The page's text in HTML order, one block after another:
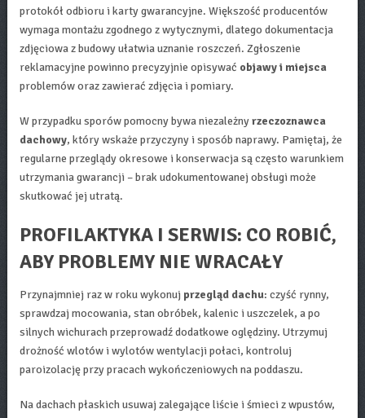
protokół odbioru i karty gwarancyjne. Większość producentów
wymaga montażu zgodnego z wytycznymi, dlatego dokumentacja
zdjęciowa z budowy ułatwia uznanie roszczeń. Zgłoszenie
reklamacyjne powinno precyzyjnie opisywać objawy i miejsca
problemów oraz zawierać zdjęcia i pomiary.
W przypadku sporów pomocny bywa niezależnyrzeczoznawca
dachowy, który wskaże przyczyny i sposób naprawy. Pamiętaj, że
regularne przeglądy okresowe i konserwacja są często warunkiem
utrzymania gwarancji – brak udokumentowanej obsługi może
skutkować jej utratą.
PROFILAKTYKA I SERWIS: CO ROBIĆ,
ABY PROBLEMY NIE WRACAŁY
Przynajmniej raz w roku wykonuj przegląd dachu: czyść rynny,
sprawdzaj mocowania, stan obróbek, kalenic i uszczelek, a po
silnych wichurach przeprowadź dodatkowe oględziny. Utrzymuj
drożność wlotów i wylotów wentylacji połaci, kontroluj
paroizolację przy pracach wykończeniowych na poddaszu.
Na dachach płaskich usuwaj zalegające liście i śmieci z wpustów,